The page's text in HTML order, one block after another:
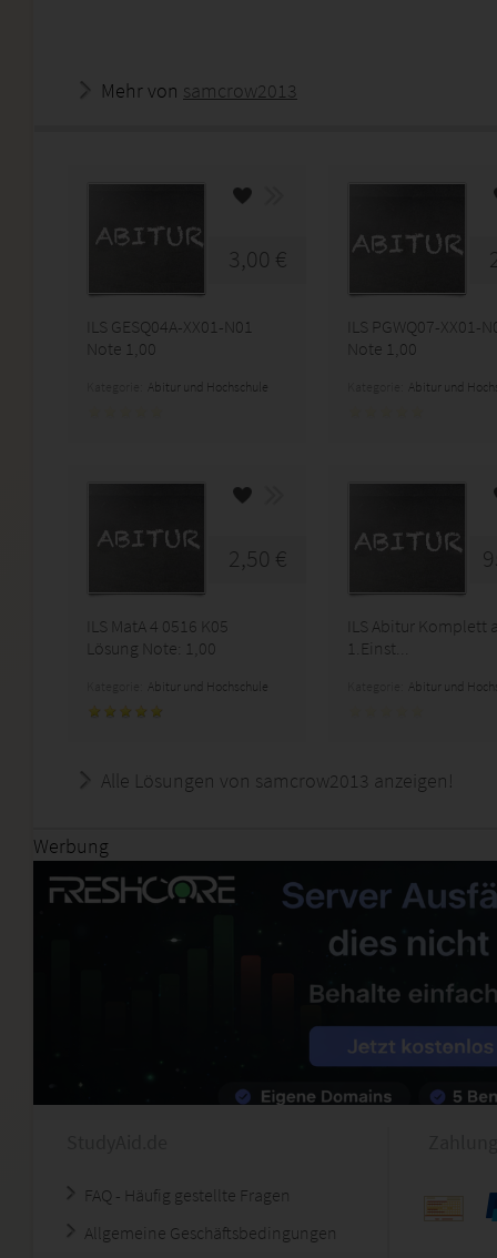
Mehr von samcrow2013
3,00 €
ILS GESQ04A-XX01-N01
Note 1,00
Abitur und Hochschule
ILS PGWQ07-XX01-
Note 1,00
Abitur und
2,50 €
ILS MatA 4 0516 K05
Lösung Note: 1,00
Abitur und Hochschule
ILS Abitur Komplett
1.Einst...
Abitur und
Alle Lösungen von samcrow2013 anzeigen!
Werbung
FAQ - Häufig gestellte Fragen
Allgemeine Geschäftsbedingungen